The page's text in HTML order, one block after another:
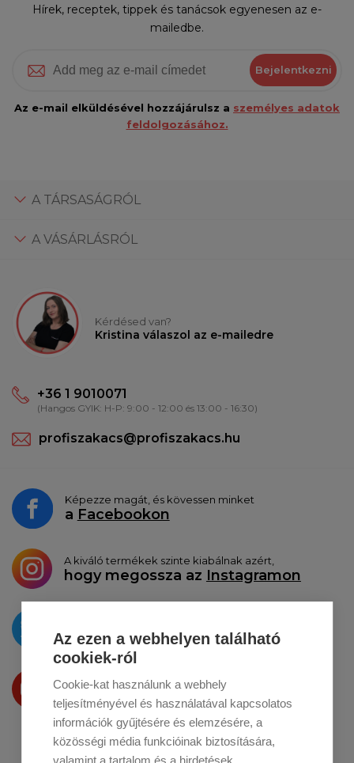
Hírek, receptek, tippek és tanácsok egyenesen az e-
mailedbe.
Bejelentkezni
Az e-mail elküldésével hozzájárulsz a személyes adatok
feldolgozásához.
A TÁRSASÁGRÓL
A VÁSÁRLÁSRÓL
Kérdésed van?
Kristina válaszol az e-mailedre
+36 1 9010071
(Hangos GYIK: H-P: 9:00 - 12:00 és 13:00 - 16:30)
profiszakacs@profiszakacs.hu
Képezze magát, és kövessen minket
a Facebookon
A kiváló termékek szinte kiabálnak azért,
hogy megossza az Instagramon
a Twitterentesszük közzé
Termékeinket
a Youtube-on is bemutatjuk
Az ezen a webhelyen található
cookiek-ról
Cookie-kat használunk a webhely
teljesítményével és használatával kapcsolatos
információk gyűjtésére és elemzésére, a
közösségi média funkcióinak biztosítására,
valamint a tartalom és a hirdetések